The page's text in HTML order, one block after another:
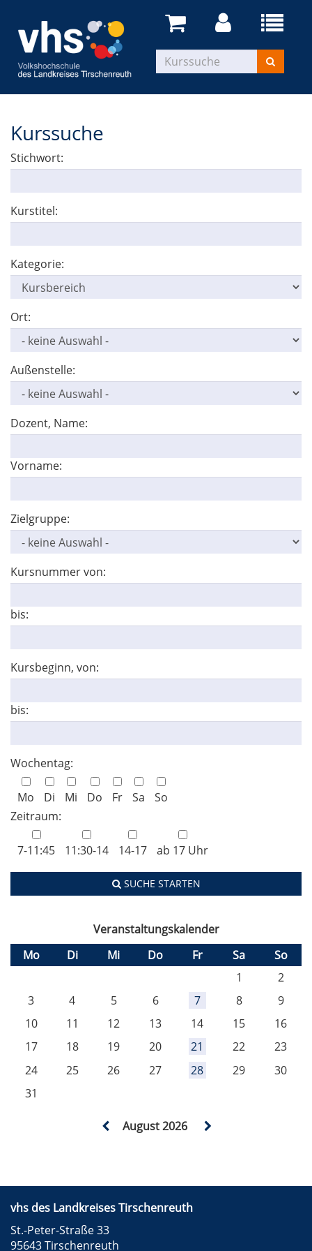
Kurssuche
Stichwort:
Kurstitel:
Kategorie:
Ort:
Außenstelle:
Dozent, Name:
Vorname:
Zielgruppe:
Kursnummer von:
bis:
Kursbeginn, von:
bis:
Wochentag:
Mo Di Mi Do Fr Sa
So
Zeitraum:
7-11:45 11:30-14 14-17 ab 17 Uhr
SUCHE STARTEN
Veranstaltungskalender
Mo
Di Mi Do Fr Sa
So
1
2
3
4 5 6 7 8
9
10
11 12 13 14 15
16
17
18 19 20 21 22
23
24
25 26 27 28 29
30
31
August 2026
vhs des Landkreises Tirschenreuth
St.-Peter-Straße 33
95643 Tirschenreuth